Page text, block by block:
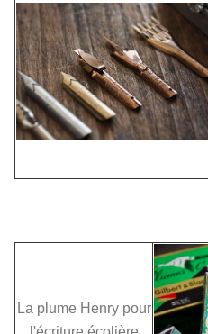
La plume Henry pour